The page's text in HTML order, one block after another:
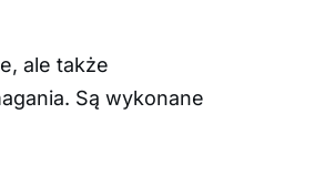
ale także
Są wykonane